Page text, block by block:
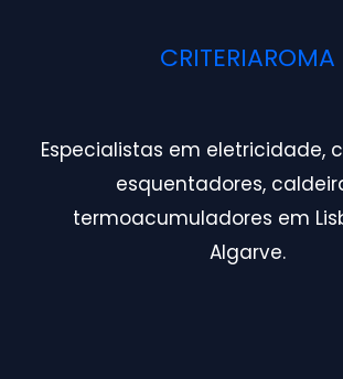
CRITERIAROMA
Especialistas em eletricidade,
esquentadores,
termoacumuladores em
Algarve.